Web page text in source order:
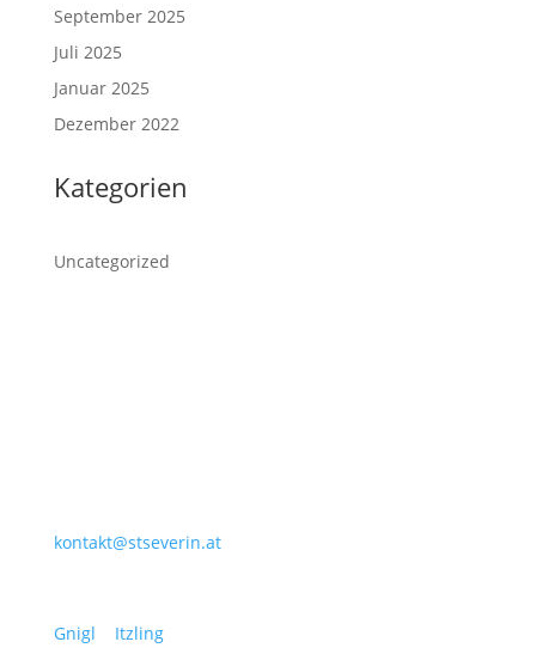
September 2025
Juli 2025
Januar 2025
Dezember 2022
Kategorien
Uncategorized
kontakt@stseverin.at
Gnigl
Itzling